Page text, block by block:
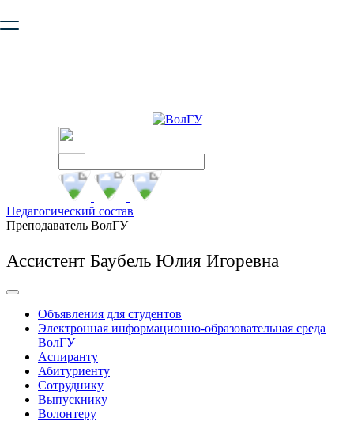
безопасную работу с сайтом. Пожалуйста
Педагогический состав
Преподаватель ВолГУ
Ассистент Баубель Юлия Игоревна
Объявления для студентов
Электронная информационно-образовательная среда
ВолГУ
Аспиранту
Абитуриенту
Сотруднику
Выпускнику
Волонтеру